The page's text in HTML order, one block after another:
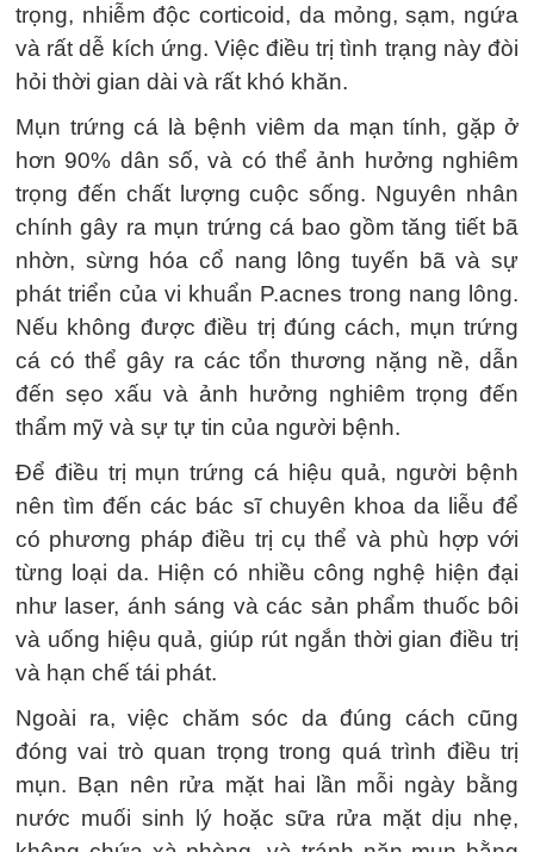
trọng, nhiễm độc corticoid, da mỏng, sạm, ngứa
và rất dễ kích ứng. Việc điều trị tình trạng này đòi
hỏi thời gian dài và rất khó khăn.
Mụn trứng cá là bệnh viêm da mạn tính, gặp ở
hơn 90% dân số, và có thể ảnh hưởng nghiêm
trọng đến chất lượng cuộc sống. Nguyên nhân
chính gây ra mụn trứng cá bao gồm tăng tiết bã
nhờn, sừng hóa cổ nang lông tuyến bã và sự
phát triển của vi khuẩn P.acnes trong nang lông.
Nếu không được điều trị đúng cách, mụn trứng
cá có thể gây ra các tổn thương nặng nề, dẫn
đến sẹo xấu và ảnh hưởng nghiêm trọng đến
thẩm mỹ và sự tự tin của người bệnh.
Để điều trị mụn trứng cá hiệu quả, người bệnh
nên tìm đến các bác sĩ chuyên khoa da liễu để
có phương pháp điều trị cụ thể và phù hợp với
từng loại da. Hiện có nhiều công nghệ hiện đại
như laser, ánh sáng và các sản phẩm thuốc bôi
và uống hiệu quả, giúp rút ngắn thời gian điều trị
và hạn chế tái phát.
Ngoài ra, việc chăm sóc da đúng cách cũng
đóng vai trò quan trọng trong quá trình điều trị
mụn. Bạn nên rửa mặt hai lần mỗi ngày bằng
nước muối sinh lý hoặc sữa rửa mặt dịu nhẹ,